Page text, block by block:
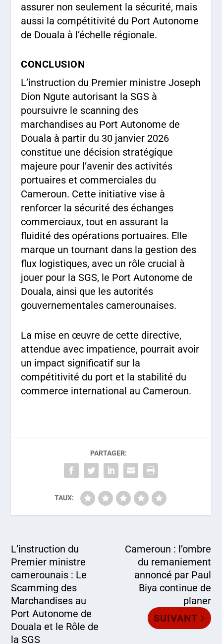
assurer non seulement la sécurité, mais
aussi la compétitivité du Port Autonome
de Douala à l’échelle régionale.
CONCLUSION
L’instruction du Premier ministre Joseph
Dion Ngute autorisant la SGS à
poursuivre le scanning des
marchandises au Port Autonome de
Douala à partir du 30 janvier 2026
constitue une décision stratégique
majeure pour l’avenir des activités
portuaires et commerciales du
Cameroun. Cette initiative vise à
renforcer la sécurité des échanges
commerciaux, tout en assurant la
fluidité des opérations portuaires. Elle
marque un tournant dans la gestion des
flux logistiques, avec un rôle crucial à
jouer pour la SGS, le Port Autonome de
Douala, ainsi que les autorités
gouvernementales camerounaises.
La mise en œuvre de cette directive,
attendue avec impatience, pourrait avoir
un impact significatif sur la
compétitivité du port et la stabilité du
commerce international au Cameroun.
PARTAGER:
TAUX:
L’instruction du
Premier ministre
camerounais : Le
Scamming des
Marchandises au
Port Autonome de
Douala et le Rôle de
la SGS
Cameroun : l’ombre
du remaniement
annoncé par Paul
Biya continue de
planer
SUIVANT